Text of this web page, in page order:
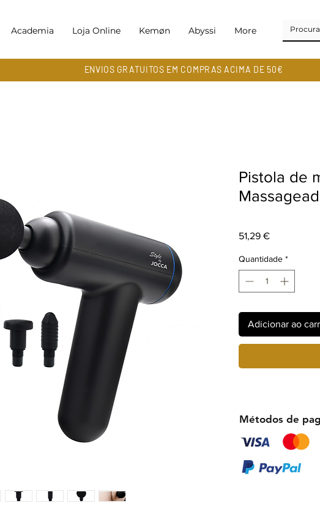
Academia Loja Online Kemøn Abyssi More
ENVIOS GRATUITOS EM COMPRAS ACIMA DE 50€
Pistola de
51,29 €Preço
Quantidade *
Adicionar ao
Métodos de